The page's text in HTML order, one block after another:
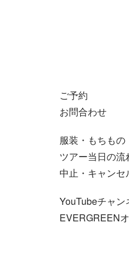
ご予約
お問合わせ
服装・もちもの
ツアー当日の流
中止・キャンセ
YouTubeチャン
EVERGREEN